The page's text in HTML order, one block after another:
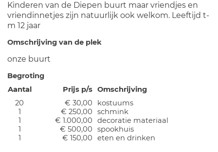
Kinderen van de Diepen buurt maar vriendjes en
vriendinnetjes zijn natuurlijk ook welkom. Leeftijd t-
m 12 jaar
Omschrijving van de plek
onze buurt
Begroting
Aantal
Prijs p/s Omschrijving
20
€ 30,00
kostuums
1
€ 250,00
schmink
1
€ 1.000,00
decoratie materiaal
1
€ 500,00
spookhuis
1
€ 150,00 eten en drinken